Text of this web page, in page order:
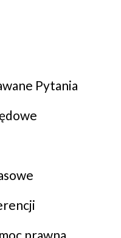
Pytania
prawna